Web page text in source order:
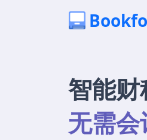
Bookfo
智能
无需